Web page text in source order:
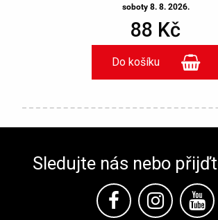
soboty 8. 8. 2026.
88 Kč
Sledujte nás nebo